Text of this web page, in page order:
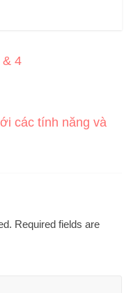
& 4
các tính năng và
Required fields are